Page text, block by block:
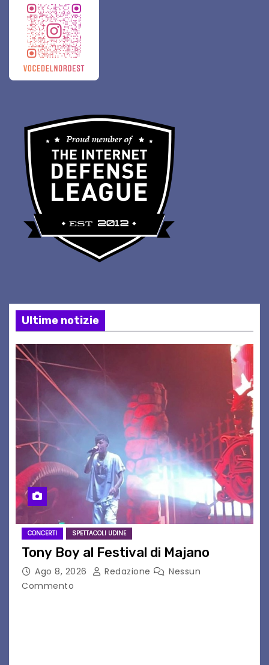
Ultime notizie
CONCERTI SPETTACOLI UDINE
Tony Boy al Festival di Majano
Ago 8, 2026 Redazione
Nessun
Commento